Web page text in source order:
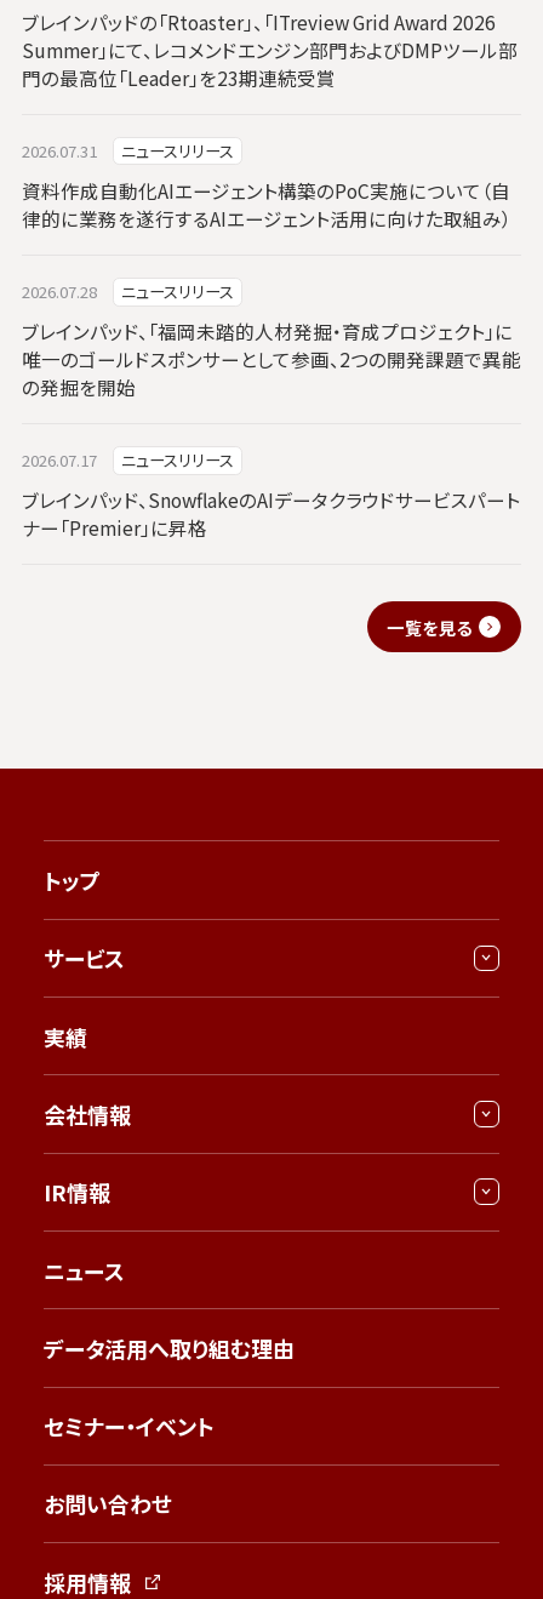
ブレインパッドの「Rtoaster」、「ITreview Grid Award 2026
Summer」にて、レコメンドエンジン部門およびDMPツール部
門の最高位「Leader」を23期連続受賞
2026.07.31 ニュースリリース
資料作成自動化AIエージェント構築のPoC実施について（自
律的に業務を遂行するAIエージェント活用に向けた取組み）
2026.07.28 ニュースリリース
ブレインパッド、「福岡未踏的人材発掘・育成プロジェクト」に
唯一のゴールドスポンサーとして参画、2つの開発課題で異能
の発掘を開始
2026.07.17 ニュースリリース
ブレインパッド、SnowflakeのAIデータクラウドサービスパート
ナー「Premier」に昇格
一覧を見る
トップ
サービス
実績
会社情報
IR情報
ニュース
データ活用へ取り組む理由
セミナー・イベント
お問い合わせ
採用情報